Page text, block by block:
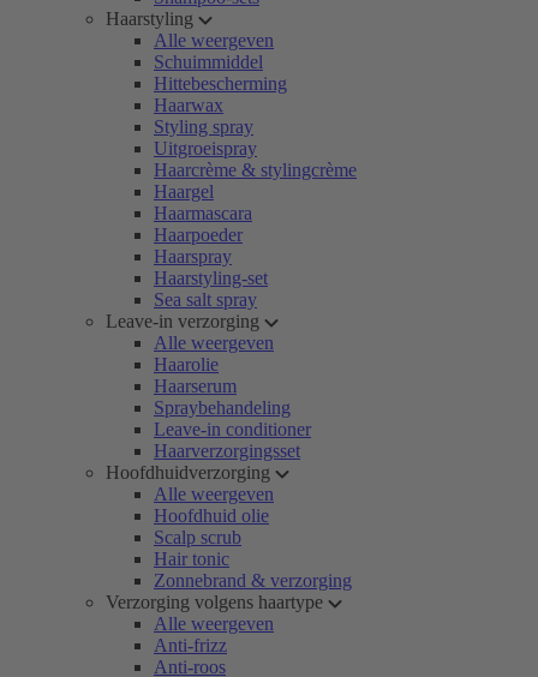
Haarstyling
Alle weergeven
Schuimmiddel
Hittebescherming
Haarwax
Styling spray
Uitgroeispray
Haarcrème & stylingcrème
Haargel
Haarmascara
Haarpoeder
Haarspray
Haarstyling-set
Sea salt spray
Leave-in verzorging
Alle weergeven
Haarolie
Haarserum
Spraybehandeling
Leave-in conditioner
Haarverzorgingsset
Hoofdhuidverzorging
Alle weergeven
Hoofdhuid olie
Scalp scrub
Hair tonic
Zonnebrand & verzorging
Verzorging volgens haartype
Alle weergeven
Anti-frizz
Anti-roos